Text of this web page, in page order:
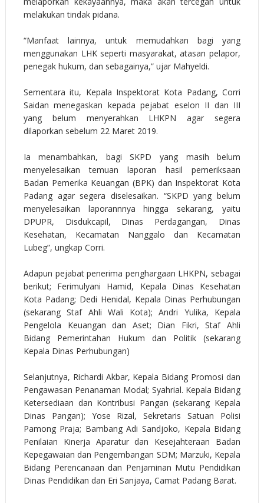
melakukan tindak pidana.
“Manfaat lainnya, untuk memudahkan bagi yang
menggunakan LHK seperti masyarakat, atasan pelapor,
penegak hukum, dan sebagainya,” ujar Mahyeldi.
Sementara itu, Kepala Inspektorat Kota Padang, Corri
Saidan menegaskan kepada pejabat eselon II dan III
yang belum menyerahkan LHKPN agar segera
dilaporkan sebelum 22 Maret 2019.
Ia menambahkan, bagi SKPD yang masih belum
menyelesaikan temuan laporan hasil pemeriksaan
Badan Pemerika Keuangan (BPK) dan Inspektorat Kota
Padang agar segera diselesaikan. “SKPD yang belum
menyelesaikan laporannnya hingga sekarang, yaitu
DPUPR, Disdukcapil, Dinas Perdagangan, Dinas
Kesehatan, Kecamatan Nanggalo dan Kecamatan
Lubeg”, ungkap Corri.
Adapun pejabat penerima penghargaan LHKPN, sebagai
berikut; Ferimulyani Hamid, Kepala Dinas Kesehatan
Kota Padang; Dedi Henidal, Kepala Dinas Perhubungan
(sekarang Staf Ahli Wali Kota); Andri Yulika, Kepala
Pengelola Keuangan dan Aset; Dian Fikri, Staf Ahli
Bidang Pemerintahan Hukum dan Politik (sekarang
Kepala Dinas Perhubungan)
Selanjutnya, Richardi Akbar, Kepala Bidang Promosi dan
Pengawasan Penanaman Modal; Syahrial. Kepala Bidang
Ketersediaan dan Kontribusi Pangan (sekarang Kepala
Dinas Pangan); Yose Rizal, Sekretaris Satuan Polisi
Pamong Praja; Bambang Adi Sandjoko, Kepala Bidang
Penilaian Kinerja Aparatur dan Kesejahteraan Badan
Kepegawaian dan Pengembangan SDM; Marzuki, Kepala
Bidang Perencanaan dan Penjaminan Mutu Pendidikan
Dinas Pendidikan dan Eri Sanjaya, Camat Padang Barat.